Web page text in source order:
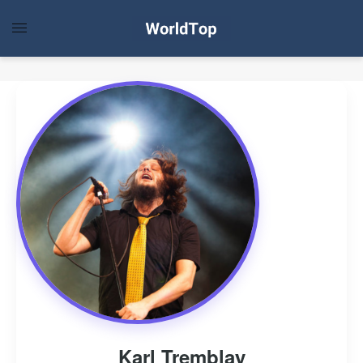
Karl Tremblay